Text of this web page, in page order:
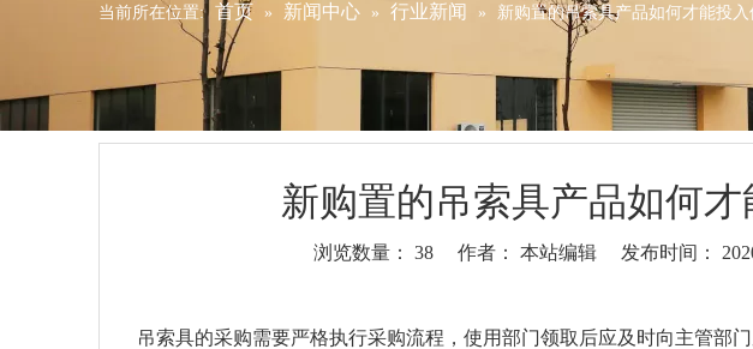
当前所在位置: 首页 » 新闻中心 » 行业新闻 » 新购置的吊索具产品如何才能投
新购置的吊索具产品如何才
浏览数量： 38 作者： 本站编辑 发布时间：
吊索具的采购需要严格执行采购流程，使用部门领取后应及时向主管部